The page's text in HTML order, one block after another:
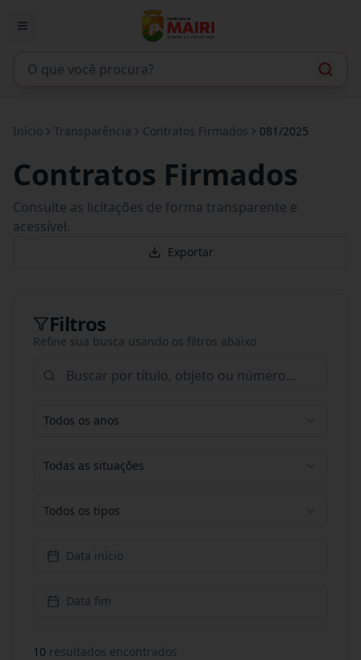
Início Transparência Contratos Firmados 081/2025
Contratos Firmados
Consulte as licitações de forma transparente e
acessível.
Exportar
Filtros
Refine sua busca usando os filtros abaixo
Todos os anos
Todas as situações
Todos os tipos
Data início
Data fim
10 resultados encontrados